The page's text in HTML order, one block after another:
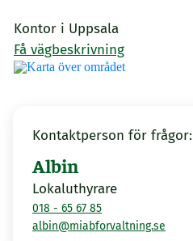
Kontor i Uppsala
Få vägbeskrivning
Kontaktperson för frågor:
Albin
Lokaluthyrare
018 - 65 67 85
albin@miabforvaltning.se